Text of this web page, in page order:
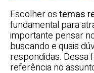
Escolher ostemas
fundamental para
importante pensar
buscando e quais
respondidas. Dessa
referência no